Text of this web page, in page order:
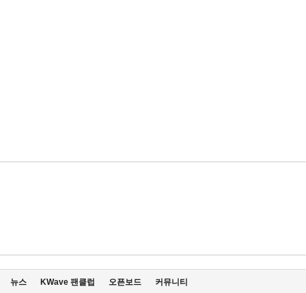
뉴스 KWave 팬클럽 오픈보드 커뮤니티